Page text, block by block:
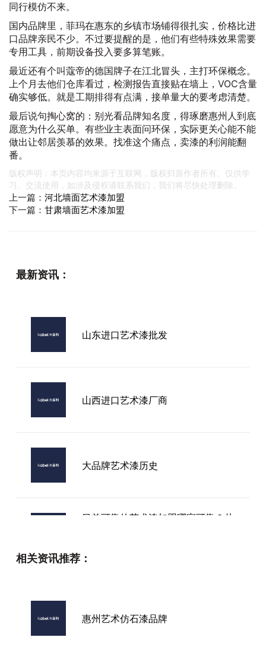
同行模仿不来。
国内品牌里，菲玛在惠东的乡镇市场铺得很扎实，价格比进
口品牌亲民不少。不过要提醒的是，他们有些特殊效果需要
专用工具，前期设备投入要多算笔账。
最近还有个叫蔻帝的德国牌子在江北冒头，主打环保概念。
上个月去他们仓库看过，检测报告直接贴在墙上，VOC含量
确实够低。就是工期排得有点满，接单量大的要考虑清楚。
最后说句掏心窝的：别光看品牌知名度，得琢磨惠州人到底
愿意为什么买单。有些业主表面问环保，实际更关心能不能
做出让邻居羡慕的效果。找准这个痛点，卖漆的利润能翻
番。
版权声明：本页内容均来源于互联网，版权归原作者所有。仅供学
习、交流使用，如涉及侵权请联系我们，我们将尽快处理删除。
上一篇： 河北墙面艺术漆加盟
下一篇： 甘肃墙面艺术漆加盟
最新资讯：
山东进口艺术漆批发
山西进口艺术漆厂商
大品牌艺术漆历史
目前可靠的艺术漆加盟哪家可靠？从
相关资讯推荐：
惠州艺术仿石漆品牌